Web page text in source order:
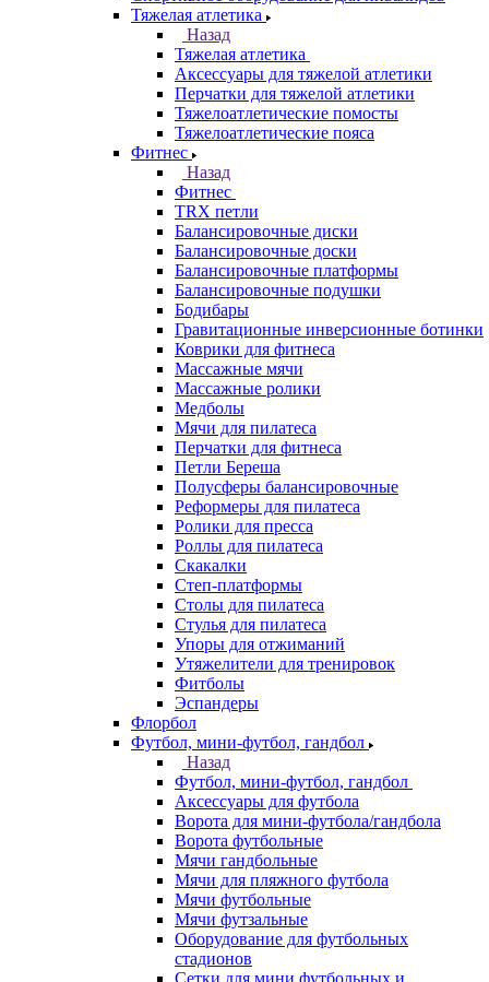
Тяжелая атлетика
Назад
Тяжелая атлетика
Аксессуары для тяжелой атлетики
Перчатки для тяжелой атлетики
Тяжелоатлетические помосты
Тяжелоатлетические пояса
Фитнес
Назад
Фитнес
TRX петли
Балансировочные диски
Балансировочные доски
Балансировочные платформы
Балансировочные подушки
Бодибары
Гравитационные инверсионные ботинки
Коврики для фитнеса
Массажные мячи
Массажные ролики
Медболы
Мячи для пилатеса
Перчатки для фитнеса
Петли Береша
Полусферы балансировочные
Реформеры для пилатеса
Ролики для пресса
Роллы для пилатеса
Скакалки
Степ-платформы
Столы для пилатеса
Стулья для пилатеса
Упоры для отжиманий
Утяжелители для тренировок
Фитболы
Эспандеры
Флорбол
Футбол, мини-футбол, гандбол
Назад
Футбол, мини-футбол, гандбол
Аксессуары для футбола
Ворота для мини-футбола/гандбола
Ворота футбольные
Мячи гандбольные
Мячи для пляжного футбола
Мячи футбольные
Мячи футзальные
Оборудование для футбольных
стадионов
Сетки для мини футбольных и